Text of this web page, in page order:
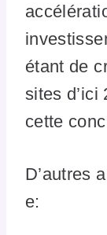
étant de
sites d’ici
cette
D’autres
e: